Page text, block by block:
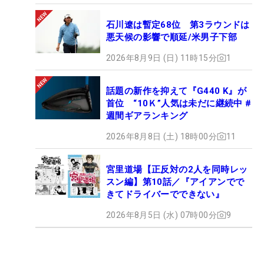
石川遼は暫定68位 第3ラウンドは
悪天候の影響で順延/米男子下部
2026年8月9日 (日) 11時15分 1
話題の新作を抑えて『G440 K』が
首位 “10Ｋ”人気は未だに継続中 #
週間ギアランキング
2026年8月8日 (土) 18時00分 11
宮里道場【正反対の2人を同時レッ
スン編】第10話／『アイアンでで
きてドライバーでできない』
2026年8月5日 (水) 07時00分 9